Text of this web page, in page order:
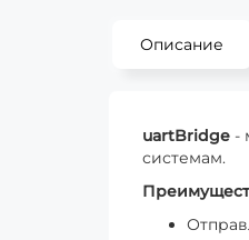
Описание
uartBridge -
системам.